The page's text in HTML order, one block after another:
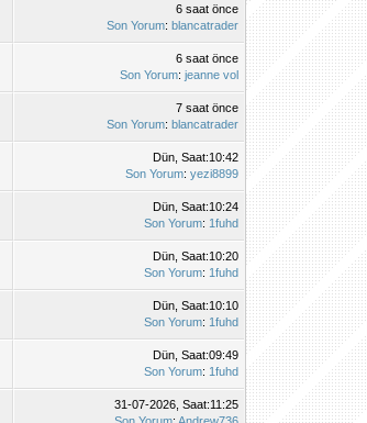
6 saat önce
Son Yorum:blancatrader
6 saat önce
Son Yorum:jeanne vol
7 saat önce
Son Yorum:blancatrader
Dün , Saat:10:42
Son Yorum:yezi8899
Dün , Saat:10:24
Son Yorum: 1fuhd
Dün , Saat:10:20
Son Yorum: 1fuhd
Dün , Saat:10:10
Son Yorum: 1fuhd
Dün , Saat:09:49
Son Yorum: 1fuhd
31-07-2026, Saat:11:25